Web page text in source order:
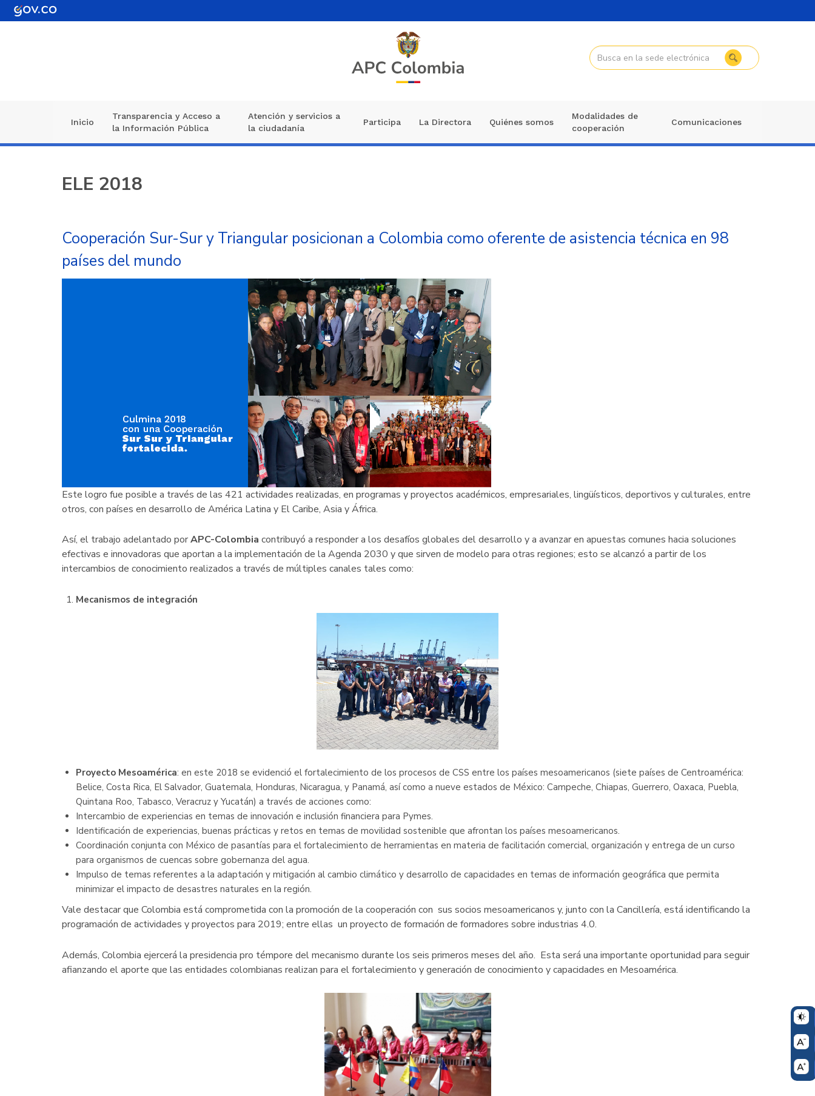
Pasar
al
Navegación
principal
Inicio
Transparencia y Acceso a
la Información Pública
Atención y servicios a
la ciudadanía
Participa La Directora Quiénes somos
Modalidades de
cooperación
Comunicaciones
ELE 2018
Cooperación Sur-Sur y Triangular posicionan a Colombia como oferente de asistencia técnica en 98
países del mundo
Este logro fue posible a través de las 421 actividades realizadas, en programas y proyectos académicos, empresariales, lingüísticos, deportivos y culturales, entre
otros, con países en desarrollo de América Latina y El Caribe, Asia y África.
Así, el trabajo adelantado porAPC-Colombia contribuyó a responder a los desafíos globales del desarrollo y a avanzar en apuestas comunes hacia soluciones
efectivas e innovadoras que aportan a la implementación de la Agenda 2030 y que sirven de modelo para otras regiones; esto se alcanzó a partir de los
intercambios de conocimiento realizados a través de múltiples canales tales como:
Mecanismos de integración
Proyecto Mesoamérica: en este 2018 se evidenció el fortalecimiento de los procesos de CSS entre los países mesoamericanos (siete países de Centroamérica:
Belice, Costa Rica, El Salvador, Guatemala, Honduras, Nicaragua, y Panamá, así como a nueve estados de México: Campeche, Chiapas, Guerrero, Oaxaca, Puebla,
Quintana Roo, Tabasco, Veracruz y Yucatán) a través de acciones como:
Intercambio de experiencias en temas de innovación e inclusión financiera para Pymes.
Identificación de experiencias, buenas prácticas y retos en temas de movilidad sostenible que afrontan los países mesoamericanos.
Coordinación conjunta con México de pasantías para el fortalecimiento de herramientas en materia de facilitación comercial, organización y entrega de un curso
para organismos de cuencas sobre gobernanza del agua.
Impulso de temas referentes a la adaptación y mitigación al cambio climático y desarrollo de capacidades en temas de información geográfica que permita
minimizar el impacto de desastres naturales en la región.
Vale destacar que Colombia está comprometida con la promoción de la cooperación con sus socios mesoamericanos y, junto con la Cancillería, está identificando la
programación de actividades y proyectos para 2019; entre ellas un proyecto de formación de formadores sobre industrias 4.0.
Además, Colombia ejercerá la presidencia pro témpore del mecanismo durante los seis primeros meses del año. Esta será una importante oportunidad para seguir
afianzando el aporte que las entidades colombianas realizan para el fortalecimiento y generación de conocimiento y capacidades en Mesoamérica.